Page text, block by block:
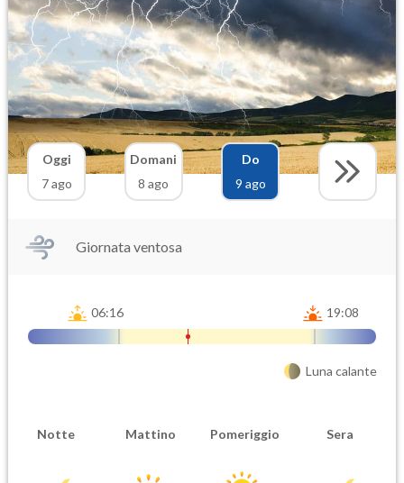
Oggi
7 ago
Domani
8 ago
Do
9 ago
Giornata ventosa
06:16 19:08
Luna calante
Notte Mattino Pomeriggio Sera